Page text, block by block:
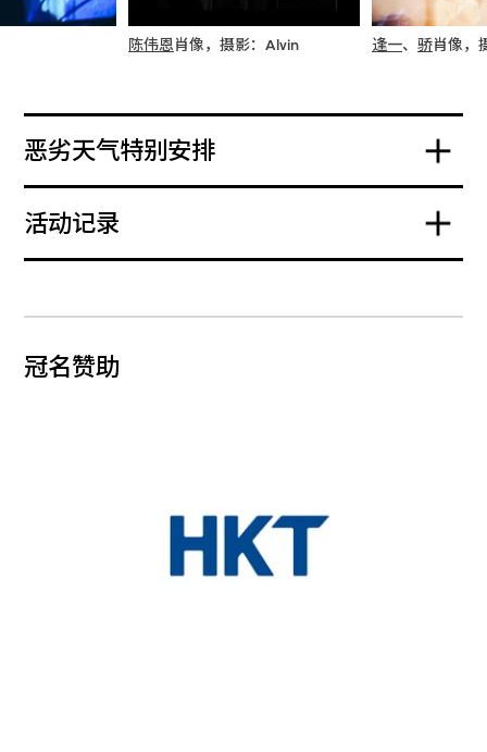
陈伟恩肖像，摄影：Alvin 逢一、 骄肖像，
恶劣天气特别安排
活动记录
冠名赞助